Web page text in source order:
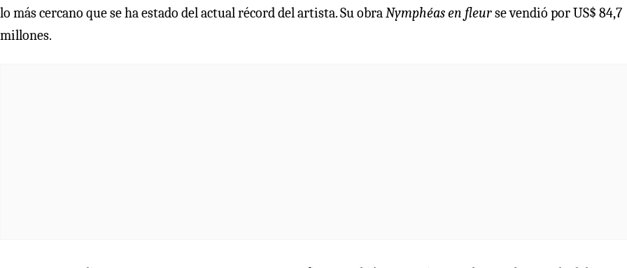
lo más cercano que se ha estado del actual récord del artista. Su obraNymphéas en fleurse vendió por US$ 84,7
millones.